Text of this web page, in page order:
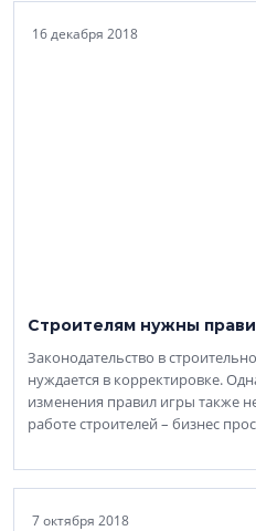
16 декабря 2018
Строителям нужны
Законодательство в
нуждается в корректировке.
изменения правил игры также
работе строителей – бизнес
7 октября 2018